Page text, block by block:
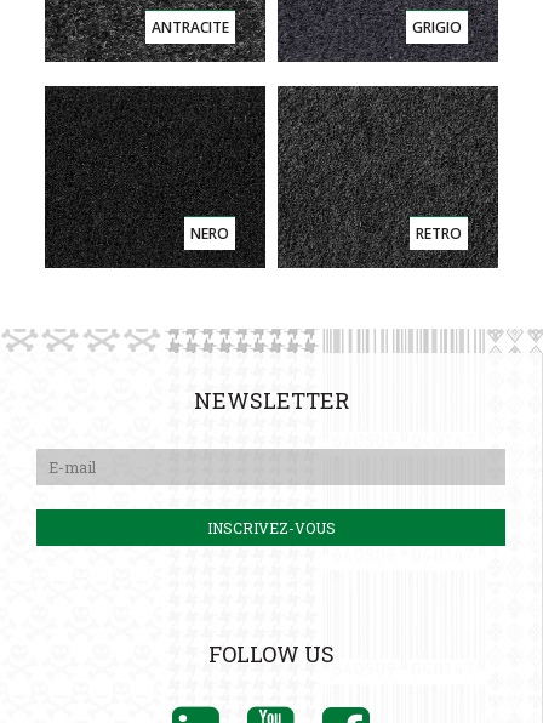
ANTRACITE GRIGIO
NERO RETRO
NEWSLETTER
FOLLOW US